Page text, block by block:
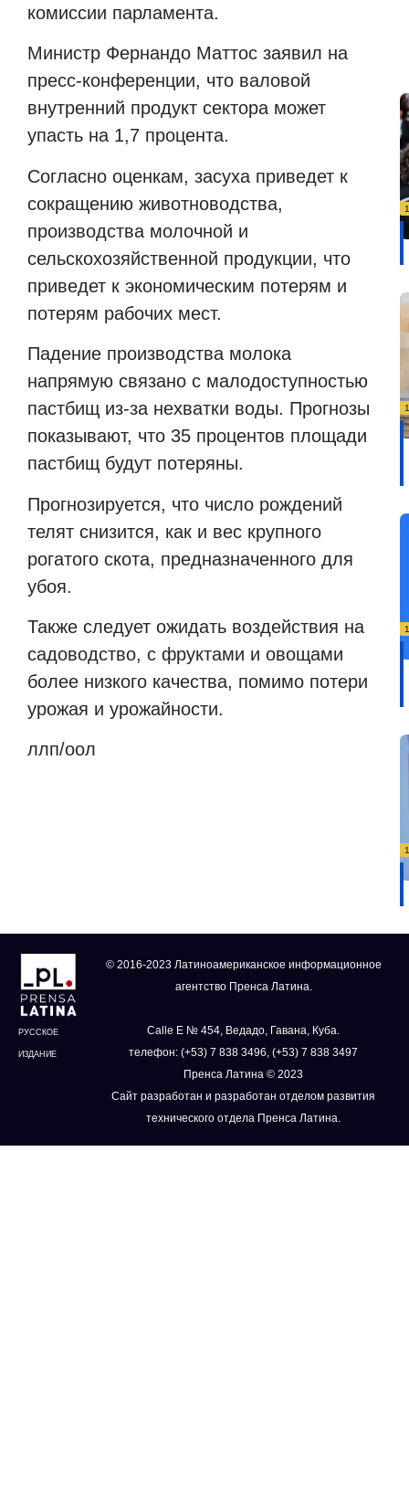
комиссии парламента.
Министр Фернандо Маттос заявил на
пресс-конференции, что валовой
внутренний продукт сектора может
упасть на 1,7 процента.
Согласно оценкам, засуха приведет к
сокращению животноводства,
производства молочной и
сельскохозяйственной продукции, что
приведет к экономическим потерям и
потерям рабочих мест.
Падение производства молока
напрямую связано с малодоступностью
пастбищ из-за нехватки воды. Прогнозы
показывают, что 35 процентов площади
пастбищ будут потеряны.
Прогнозируется, что число рождений
телят снизится, как и вес крупного
рогатого скота, предназначенного для
убоя.
Также следует ожидать воздействия на
садоводство, с фруктами и овощами
более низкого качества, помимо потери
урожая и урожайности.
ллп/оол
РУССКОЕ
ИЗДАНИЕ
© 2016-2023 Латиноамериканское информационное
агентство Пренса Латина.
Calle E № 454, Ведадо, Гавана, Куба.
телефон: (+53) 7 838 3496, (+53) 7 838 3497
Пренса Латина © 2023
Сайт разработан и разработан отделом развития
технического отдела Пренса Латина.